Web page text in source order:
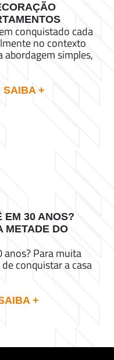
conquistado cada
no contexto
abordagem simples,
SAIBA +
EM 30 ANOS?
METADE DO
anos? Para muita
conquistar a casa
+